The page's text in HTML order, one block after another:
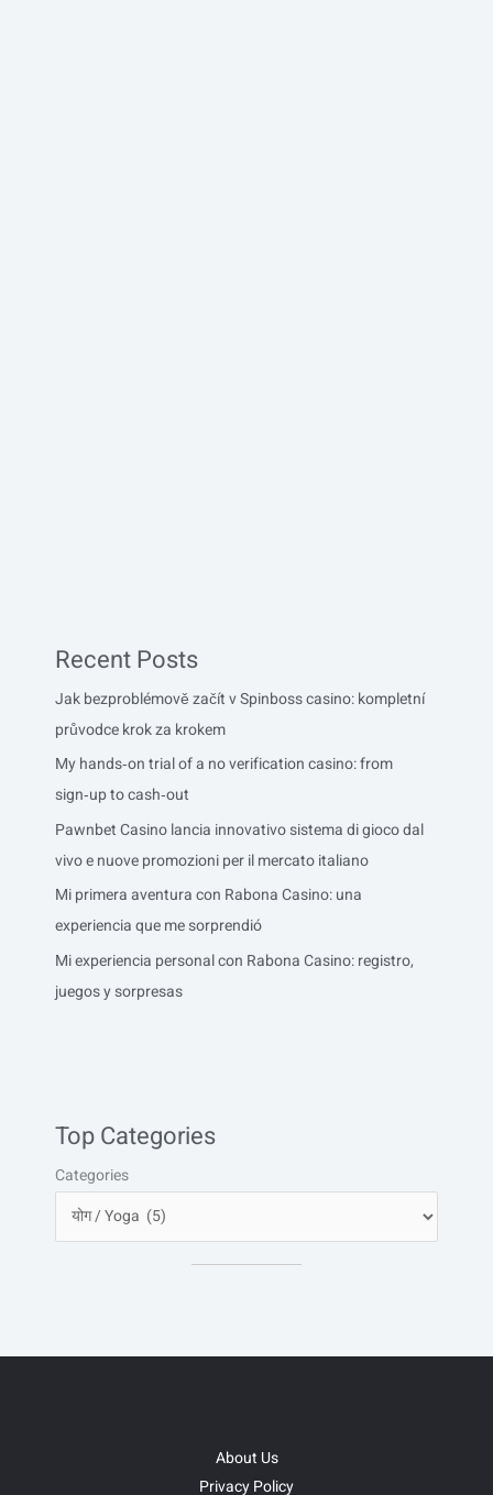
Recent Posts
Jak bezproblémově začít v Spinboss casino: kompletní
průvodce krok za krokem
My hands‑on trial of a no verification casino: from
sign‑up to cash‑out
Pawnbet Casino lancia innovativo sistema di gioco dal
vivo e nuove promozioni per il mercato italiano
Mi primera aventura con Rabona Casino: una
experiencia que me sorprendió
Mi experiencia personal con Rabona Casino: registro,
juegos y sorpresas
Top Categories
Categories
About Us
Privacy Policy